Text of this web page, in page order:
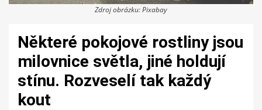
Zdroj obrázku: Pixabay
Některé pokojové rostliny jsou
milovnice světla, jiné holdují
stínu. Rozveselí tak každý
kout